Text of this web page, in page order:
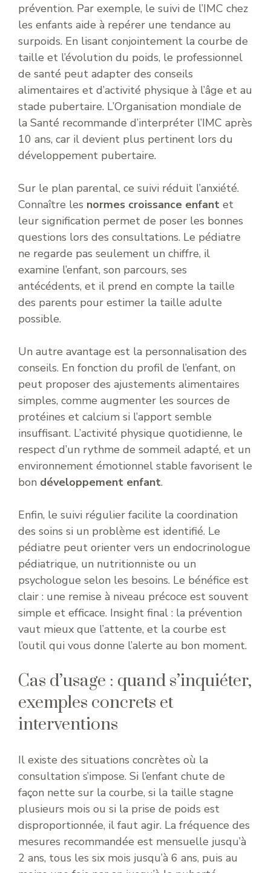
prévention. Par exemple, le suivi de l’IMC chez
les enfants aide à repérer une tendance au
surpoids. En lisant conjointement la courbe de
taille et l’évolution du poids, le professionnel
de santé peut adapter des conseils
alimentaires et d’activité physique à l’âge et au
stade pubertaire. L’Organisation mondiale de
la Santé recommande d’interpréter l’IMC après
10 ans, car il devient plus pertinent lors du
développement pubertaire.
Sur le plan parental, ce suivi réduit l’anxiété.
Connaître les normes croissance enfant et
leur signification permet de poser les bonnes
questions lors des consultations. Le pédiatre
ne regarde pas seulement un chiffre, il
examine l’enfant, son parcours, ses
antécédents, et il prend en compte la taille
des parents pour estimer la taille adulte
possible.
Un autre avantage est la personnalisation des
conseils. En fonction du profil de l’enfant, on
peut proposer des ajustements alimentaires
simples, comme augmenter les sources de
protéines et calcium si l’apport semble
insuffisant. L’activité physique quotidienne, le
respect d’un rythme de sommeil adapté, et un
environnement émotionnel stable favorisent le
bon développement enfant.
Enfin, le suivi régulier facilite la coordination
des soins si un problème est identifié. Le
pédiatre peut orienter vers un endocrinologue
pédiatrique, un nutritionniste ou un
psychologue selon les besoins. Le bénéfice est
clair : une remise à niveau précoce est souvent
simple et efficace. Insight final : la prévention
vaut mieux que l’attente, et la courbe est
l’outil qui vous donne l’alerte au bon moment.
Cas d’usage : quand s’inquiéter,
exemples concrets et
interventions
Il existe des situations concrètes où la
consultation s’impose. Si l’enfant chute de
façon nette sur la courbe, si la taille stagne
plusieurs mois ou si la prise de poids est
disproportionnée, il faut agir. La fréquence des
mesures recommandée est mensuelle jusqu’à
2 ans, tous les six mois jusqu’à 6 ans, puis au